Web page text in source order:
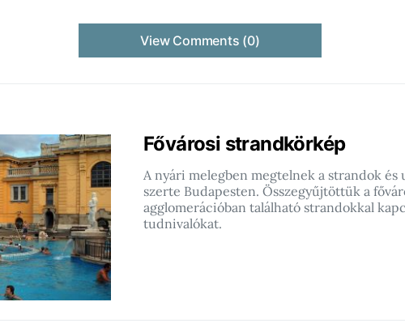
View Comments (0)
Fővárosi strandkörkép
A nyári melegben megtelnek a strandok és
szerte Budapesten. Összegyűjtöttük a
agglomerációban található strandokkal
tudnivalókat.